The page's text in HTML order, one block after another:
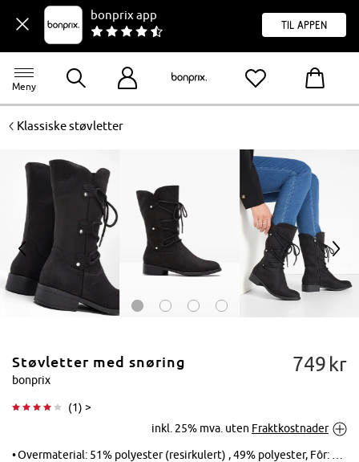
bonprix app
til appen
Meny
<Klassiske støvletter
Trykk for å
forstørre
< >
Støvletter med snøring
bonprix
(1) >
749 kr
inkl. 25% mva. uten Fraktkostnader
Overmaterial: 51% polyester (resirkulert) , 49% polyester, Fôr: 100% polyester, Yttersåle: Syntetisk, Innersåle: 100% polyester